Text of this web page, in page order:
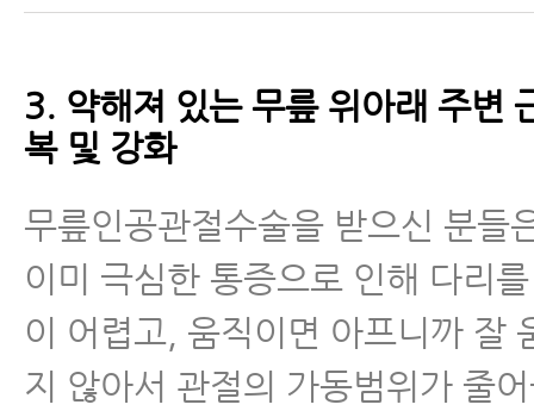
3. 약해져 있는 무릎 위아래 주변
복 및 강화
무릎인공관절수술을 받으신 분들
이미 극심한 통증으로 인해 다리
이 어렵고, 움직이면 아프니까 잘
지 않아서 관절의 가동범위가 줄